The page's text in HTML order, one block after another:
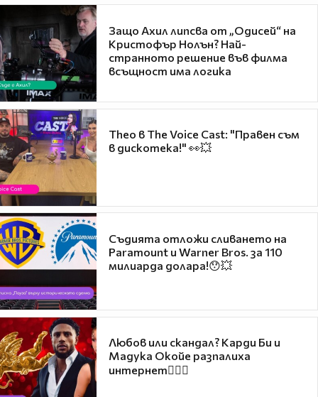
Защо Ахил липсва от „Одисей“ на
Кристофър Нолън? Най-
странното решение във филма
всъщност има логика
Theo в The Voice Cast: "Правен съм
в дискотека!" 👀💥
Съдията отложи сливането на
Paramount и Warner Bros. за 110
милиарда долара!😯💥
Любов или скандал? Карди Би и
Мадука Окойе разпалиха
интернет❤️‍🔥🔥